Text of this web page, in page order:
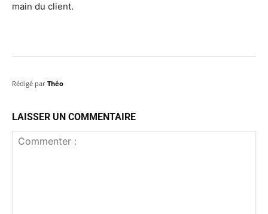
main du client.
Rédigé par Théo
LAISSER UN COMMENTAIRE